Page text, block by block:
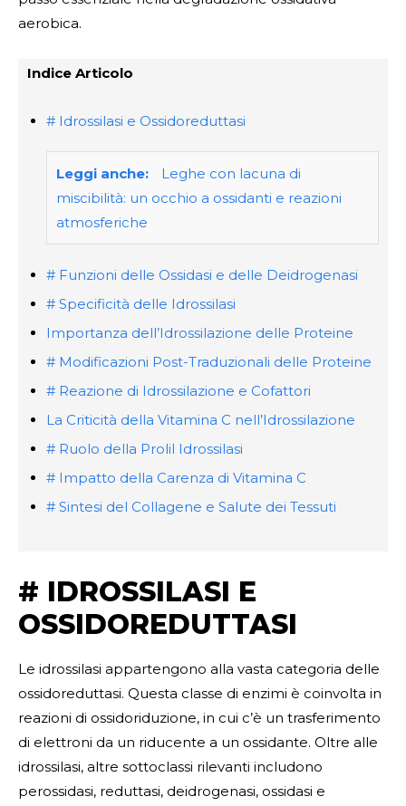
aerobica.
Indice Articolo
# Idrossilasi e Ossidoreduttasi
Leggi anche:
Leghe con lacuna di
miscibilità: un occhio a ossidanti e reazioni
atmosferiche
# Funzioni delle Ossidasi e delle Deidrogenasi
# Specificità delle Idrossilasi
Importanza dell’Idrossilazione delle Proteine
# Modificazioni Post-Traduzionali delle Proteine
# Reazione di Idrossilazione e Cofattori
La Criticità della Vitamina C nell’Idrossilazione
# Ruolo della Prolil Idrossilasi
# Impatto della Carenza di Vitamina C
# Sintesi del Collagene e Salute dei Tessuti
# IDROSSILASI E
OSSIDOREDUTTASI
Le idrossilasi appartengono alla vasta categoria delle
ossidoreduttasi. Questa classe di enzimi è coinvolta in
reazioni di ossidoriduzione, in cui c’è un trasferimento
di elettroni da un riducente a un ossidante. Oltre alle
idrossilasi, altre sottoclassi rilevanti includono
perossidasi, reduttasi, deidrogenasi, ossidasi e